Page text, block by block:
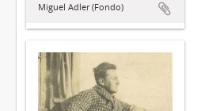
Miguel Adler (Fondo)